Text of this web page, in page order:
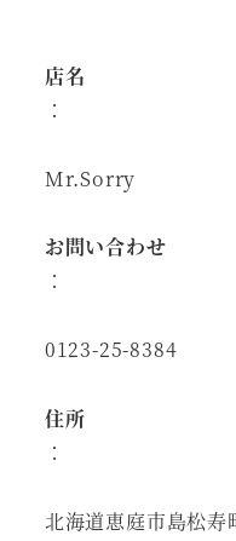
店名
：
Mr.Sorry
お問い合わせ
：
0123-25-8384
住所
：
北海道恵庭市島松